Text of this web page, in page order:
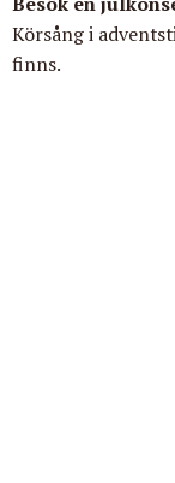
Körsång i
finns.